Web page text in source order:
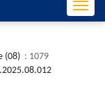
(08) : 1079